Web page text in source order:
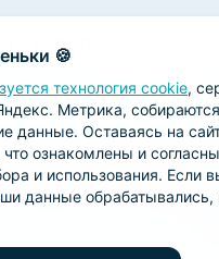
🍪
технология cookie,
Метрика, собираются
данные. Оставаясь на
ознакомлены и
и использования. Если
данные обрабатывались,
НА НОВОСТИ
лаборатория